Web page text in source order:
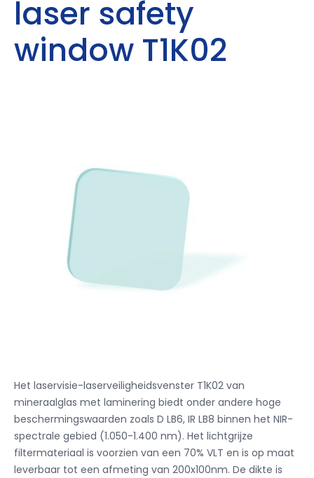
laser safety
window T1K02
Het laservisie-laserveiligheidsvenster T1K02 van
mineraalglas met laminering biedt onder andere hoge
beschermingswaarden zoals D LB6, IR LB8 binnen het NIR-
spectrale gebied (1.050-1.400 nm). Het lichtgrijze
filtermateriaal is voorzien van een 70% VLT en is op maat
leverbaar tot een afmeting van 200x100nm. De dikte is